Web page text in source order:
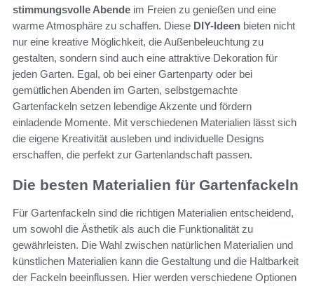
stimmungsvolle Abende im Freien zu genießen und eine
warme Atmosphäre zu schaffen. Diese DIY-Ideen bieten nicht
nur eine kreative Möglichkeit, die Außenbeleuchtung zu
gestalten, sondern sind auch eine attraktive Dekoration für
jeden Garten. Egal, ob bei einer Gartenparty oder bei
gemütlichen Abenden im Garten, selbstgemachte
Gartenfackeln setzen lebendige Akzente und fördern
einladende Momente. Mit verschiedenen Materialien lässt sich
die eigene Kreativität ausleben und individuelle Designs
erschaffen, die perfekt zur Gartenlandschaft passen.
Die besten Materialien für Gartenfackeln
Für Gartenfackeln sind die richtigen Materialien entscheidend,
um sowohl die Ästhetik als auch die Funktionalität zu
gewährleisten. Die Wahl zwischen natürlichen Materialien und
künstlichen Materialien kann die Gestaltung und die Haltbarkeit
der Fackeln beeinflussen. Hier werden verschiedene Optionen